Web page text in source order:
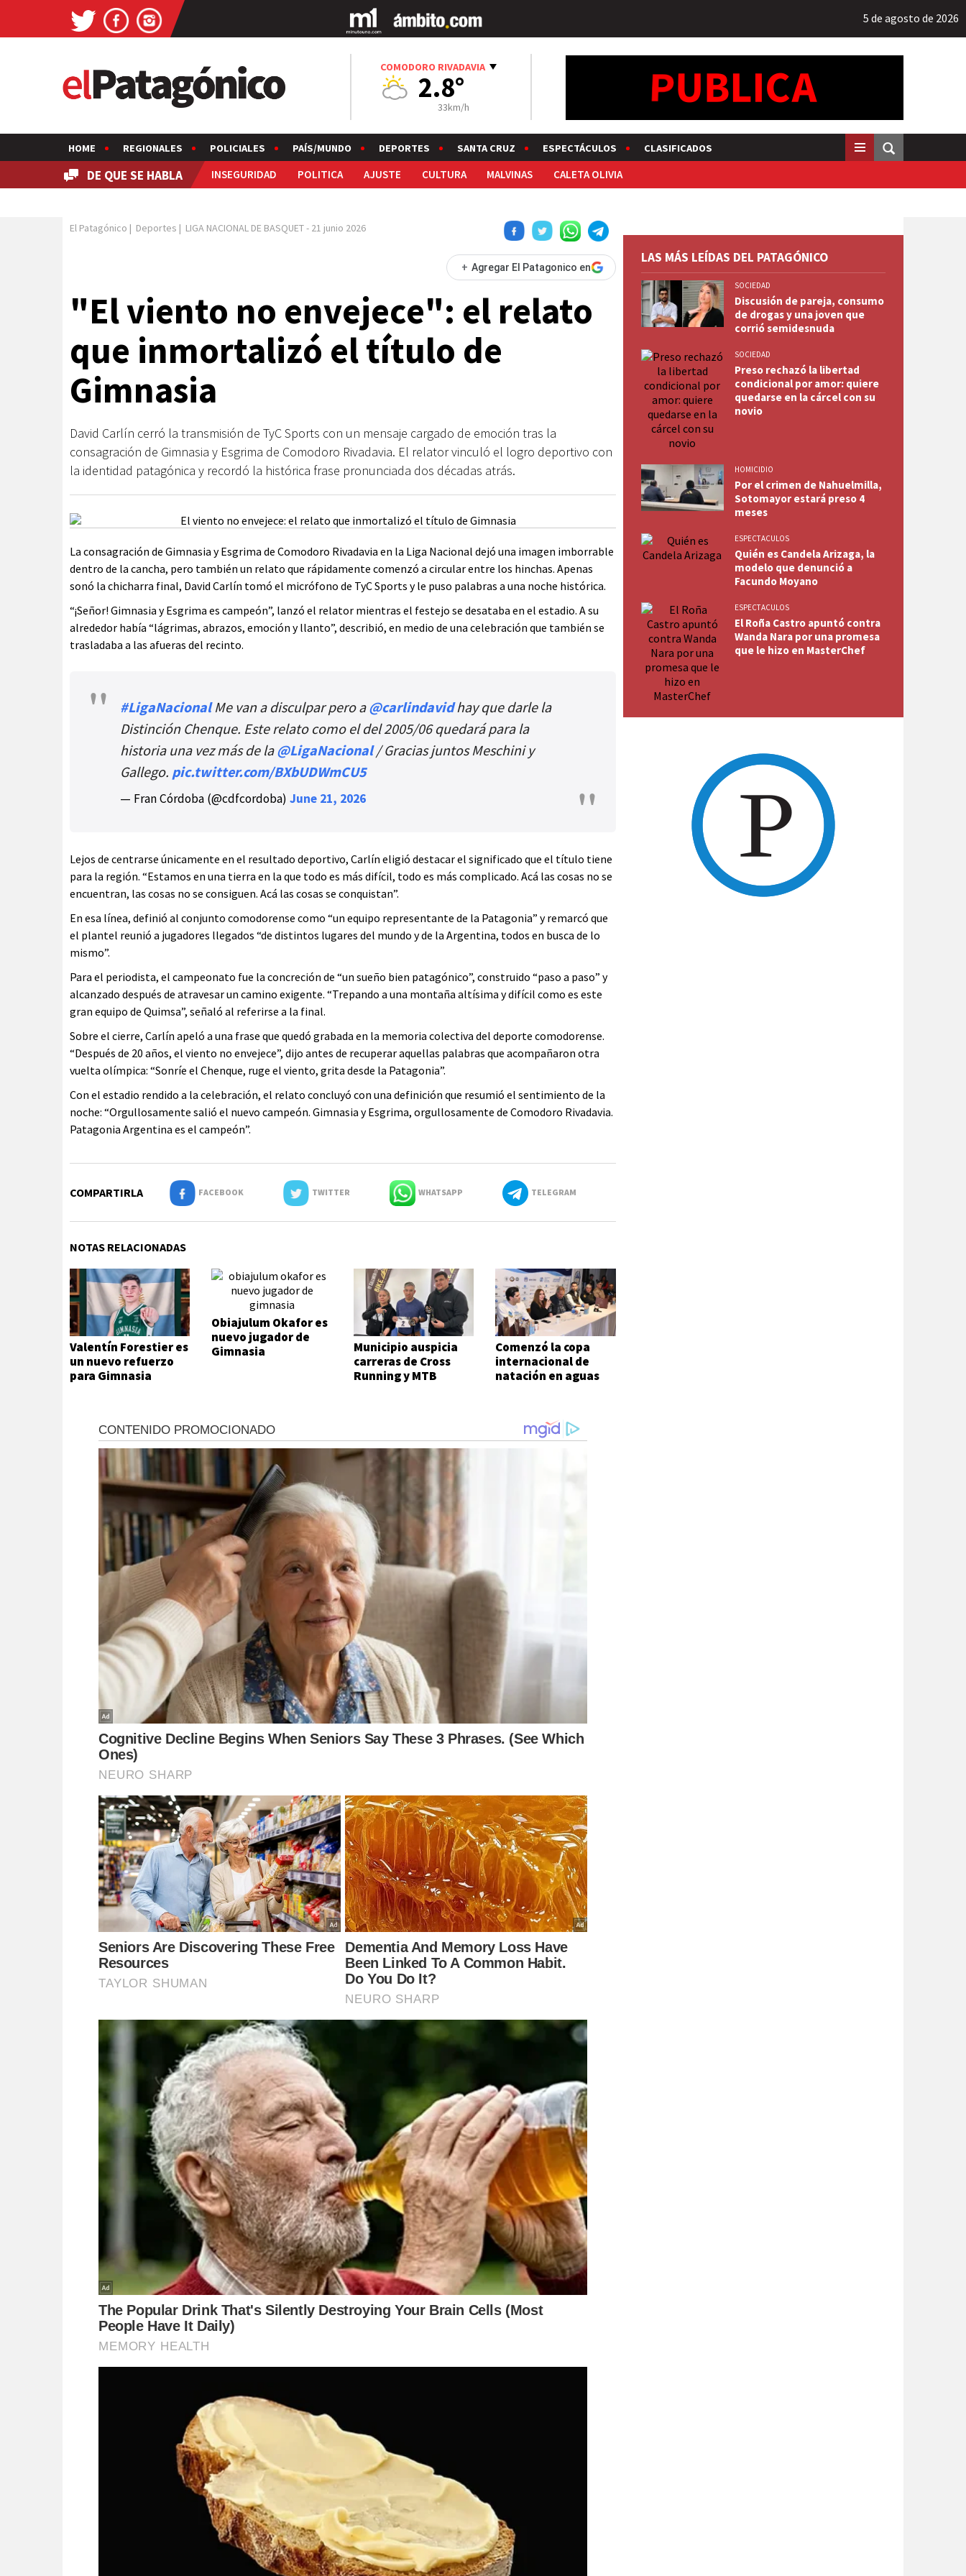
5 de agosto de 2026
COMODORO RIVADAVIA
2.8°
33km/h
HOME REGIONALES POLICIALES PAÍS/MUNDO DEPORTES SANTA CRUZ ESPECTÁCULOS CLASIFICADOS
DE QUE SE HABLA INSEGURIDAD POLITICA AJUSTE CULTURA MALVINAS CALETA OLIVIA
El Patagónico | Deportes | LIGA NACIONAL DE BASQUET- 21 junio 2026
+ Agregar El Patagonico en
"El viento no envejece": el relato
que inmortalizó el título de
Gimnasia
David Carlín cerró la transmisión de TyC Sports con un mensaje cargado de emoción tras la
consagración de Gimnasia y Esgrima de Comodoro Rivadavia. El relator vinculó el logro deportivo con
la identidad patagónica y recordó la histórica frase pronunciada dos décadas atrás.
La consagración de Gimnasia y Esgrima de Comodoro Rivadavia en la Liga Nacional dejó una imagen imborrable
dentro de la cancha, pero también un relato que rápidamente comenzó a circular entre los hinchas. Apenas
sonó la chicharra final, David Carlín tomó el micrófono de TyC Sports y le puso palabras a una noche histórica.
“¡Señor! Gimnasia y Esgrima es campeón”, lanzó el relator mientras el festejo se desataba en el estadio. A su
alrededor había “lágrimas, abrazos, emoción y llanto”, describió, en medio de una celebración que también se
trasladaba a las afueras del recinto.
#LigaNacionalMe van a disculpar pero a@carlindavidhay que darle la
Distinción Chenque. Este relato como el del 2005/06 quedará para la
historia una vez más de la@LigaNacional/ Gracias juntos Meschini y
Gallego. pic.twitter.com/BXbUDWmCU5
— Fran Córdoba (@cdfcordoba) June 21, 2026
Lejos de centrarse únicamente en el resultado deportivo, Carlín eligió destacar el significado que el título tiene
para la región. “Estamos en una tierra en la que todo es más difícil, todo es más complicado. Acá las cosas no se
encuentran, las cosas no se consiguen. Acá las cosas se conquistan”.
En esa línea, definió al conjunto comodorense como “un equipo representante de la Patagonia” y remarcó que
el plantel reunió a jugadores llegados “de distintos lugares del mundo y de la Argentina, todos en busca de lo
mismo”.
Para el periodista, el campeonato fue la concreción de “un sueño bien patagónico”, construido “paso a paso” y
alcanzado después de atravesar un camino exigente. “Trepando a una montaña altísima y difícil como es este
gran equipo de Quimsa”, señaló al referirse a la final.
Sobre el cierre, Carlín apeló a una frase que quedó grabada en la memoria colectiva del deporte comodorense.
“Después de 20 años, el viento no envejece”, dijo antes de recuperar aquellas palabras que acompañaron otra
vuelta olímpica: “Sonríe el Chenque, ruge el viento, grita desde la Patagonia”.
Con el estadio rendido a la celebración, el relato concluyó con una definición que resumió el sentimiento de la
noche: “Orgullosamente salió el nuevo campeón. Gimnasia y Esgrima, orgullosamente de Comodoro Rivadavia.
Patagonia Argentina es el campeón”.
COMPARTIRLA FACEBOOK TWITTER WHATSAPP TELEGRAM
NOTAS RELACIONADAS
Valentín Forestier es
un nuevo refuerzo
para Gimnasia
Obiajulum Okafor es
nuevo jugador de
Gimnasia
Municipio auspicia
carreras de Cross
Running y MTB
Comenzó la copa
internacional de
natación en aguas
LAS MÁS LEÍDAS DEL PATAGÓNICO
SOCIEDAD
Discusión de pareja, consumo
de drogas y una joven que
corrió semidesnuda
SOCIEDAD
Preso rechazó la libertad
condicional por amor: quiere
quedarse en la cárcel con su
novio
HOMICIDIO
Por el crimen de Nahuelmilla,
Sotomayor estará preso 4
meses
ESPECTACULOS
Quién es Candela Arizaga, la
modelo que denunció a
Facundo Moyano
ESPECTACULOS
El Roña Castro apuntó contra
Wanda Nara por una promesa
que le hizo en MasterChef